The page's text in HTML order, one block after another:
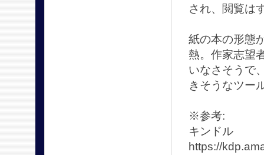
され、閲覧は
紙の本の形態
熱。作家志望
いなさそうで
きそうなツー
※参考:
キンドル
https://